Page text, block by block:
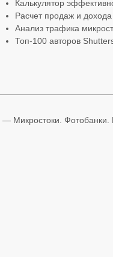
Калькулятор
Расчет продаж и дохода
Анализ трафика
Топ-100 авторов
— Микростоки. Фотобанки.